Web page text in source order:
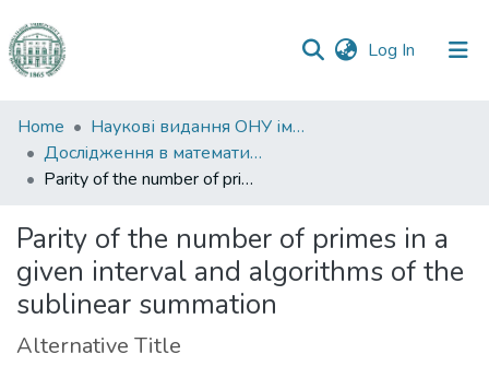
Log In (current)
Communities
&
Collections
Statistics
Home
Наукові видання ОНУ імені І. І. Мечникова
Дослiдження в математицi i механiцi
Parity of the number of primes in a given interval and algorithms of the sublinear summation
Parity of the number of primes in a
given interval and algorithms of the
sublinear summation
Alternative Title